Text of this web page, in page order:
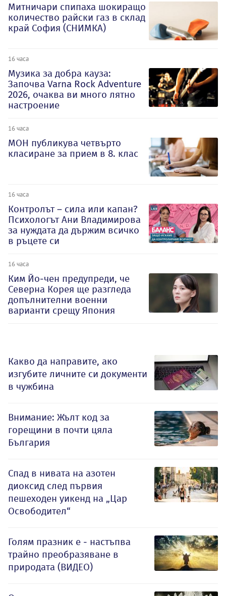
Митничари спипаха шокиращо
количество райски газ в склад
край София (СНИМКА)
16 часа
Музика за добра кауза:
Започва Varna Rock Adventure
2026, очаква ви много лятно
настроение
16 часа
МОН публикува четвърто
класиране за прием в 8. клас
16 часа
Контролът – сила или капан?
Психологът Ани Владимирова
за нуждата да държим всичко
в ръцете си
16 часа
Ким Йо-чен предупреди, че
Северна Корея ще разгледа
допълнителни военни
варианти срещу Япония
Какво да направите, ако
изгубите личните си документи
в чужбина
Внимание: Жълт код за
горещини в почти цяла
България
Спад в нивата на азотен
диоксид след първия
пешеходен уикенд на „Цар
Освободител“
Голям празник е - настъпва
трайно преобразяване в
природата (ВИДЕО)